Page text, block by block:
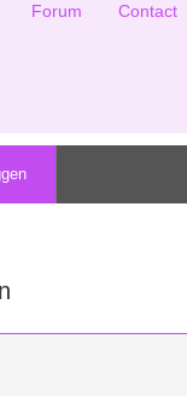
Forum Contact